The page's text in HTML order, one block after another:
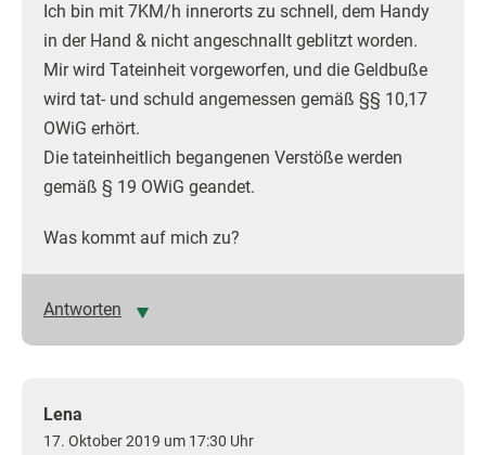
Ich bin mit 7KM/h innerorts zu schnell, dem Handy
in der Hand & nicht angeschnallt geblitzt worden.
Mir wird Tateinheit vorgeworfen, und die Geldbuße
wird tat- und schuld angemessen gemäß §§ 10,17
OWiG erhört.
Die tateinheitlich begangenen Verstöße werden
gemäß § 19 OWiG geandet.
Was kommt auf mich zu?
Antworten
Lena
17. Oktober 2019 um 17:30 Uhr